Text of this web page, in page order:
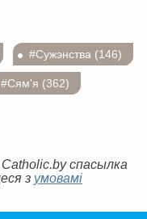
#Сужэнства (146)
#Сям'я (362)
спасылка
з умовамі